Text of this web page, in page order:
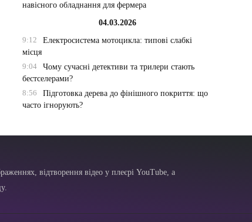
навісного обладнання для фермера
04.03.2026
9:12
Електросистема мотоцикла: типові слабкі
місця
9:04
Чому сучасні детективи та трилери стають
бестселерами?
8:56
Підготовка дерева до фінішного покриття: що
часто ігнорують?
відтворення відео у плеєрі YouTube, а